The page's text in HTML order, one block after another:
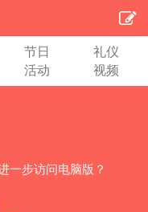
节日
礼仪
活动 视频
一步访问电脑版？